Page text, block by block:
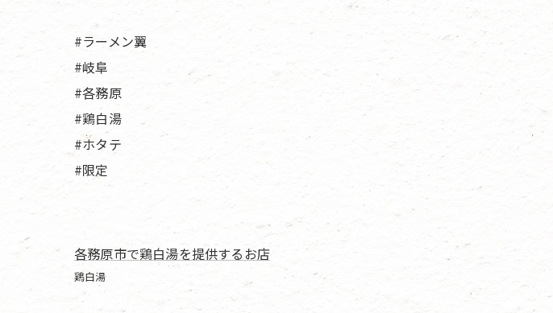
#ラーメン翼
#岐阜
#各務原
#鶏白湯
#ホタテ
#限定
各務原市で鶏白湯を提供するお店
鶏白湯